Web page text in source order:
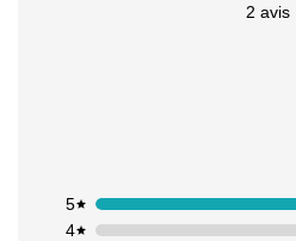
2 avis
4
5